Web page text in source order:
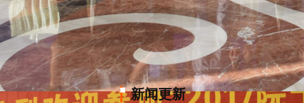
新闻更新